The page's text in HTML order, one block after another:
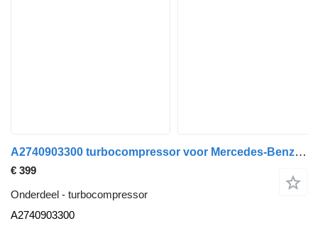
A2740903300 turbocompressor voor Mercedes-Benz C300, GLC300, E300, SLC300 auto
€ 399
Onderdeel - turbocompressor
A2740903300